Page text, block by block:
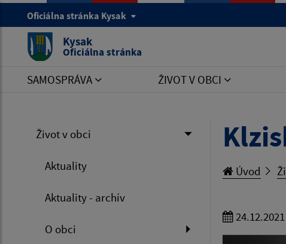
Oficiálna stránka Kysak
Kysak
Oficiálna stránka
SAMOSPRÁVA ŽIVOT V OBCI
Život v obci
Aktuality
Aktuality - archív
O obci
Úvod
24.12.2021